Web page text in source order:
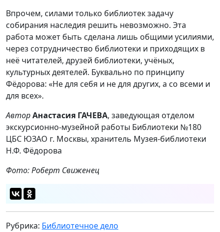
Впрочем, силами только библиотек задачу
собирания наследия решить невозможно. Эта
работа может быть сделана лишь общими усилиями,
через сотрудничество библиотеки и приходящих в
неё читателей, друзей библиотеки, учёных,
культурных деятелей. Буквально по принципу
Фёдорова: «Не для себя и не для других, а со всеми и
для всех».
АвторАнастасия ГАЧЕВА, заведующая отделом
экскурсионно-музейной работы Библиотеки №180
ЦБС ЮЗАО г. Москвы, хранитель Музея-библиотеки
Н.Ф. Фёдорова
Фото: Роберт Свиженец
Рубрика: Библиотечное дело